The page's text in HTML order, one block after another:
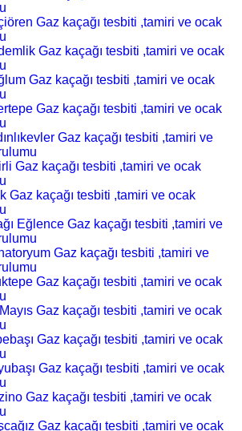
Gaz kaçağı tesbiti ,tamiri ve ocak
Gaz kaçağı tesbiti ,tamiri ve ocak
Gaz kaçağı tesbiti ,tamiri ve ocak
Gaz kaçağı tesbiti ,tamiri ve ocak
Gaz kaçağı tesbiti ,tamiri ve
Gaz kaçağı tesbiti ,tamiri ve ocak
Gaz kaçağı tesbiti ,tamiri ve ocak
Eğlence Gaz kaçağı tesbiti ,tamiri ve
Gaz kaçağı tesbiti ,tamiri ve
Gaz kaçağı tesbiti ,tamiri ve ocak
Gaz kaçağı tesbiti ,tamiri ve ocak
Gaz kaçağı tesbiti ,tamiri ve ocak
Gaz kaçağı tesbiti ,tamiri ve ocak
Gaz kaçağı tesbiti ,tamiri ve ocak
Gaz kaçağı tesbiti ,tamiri ve ocak